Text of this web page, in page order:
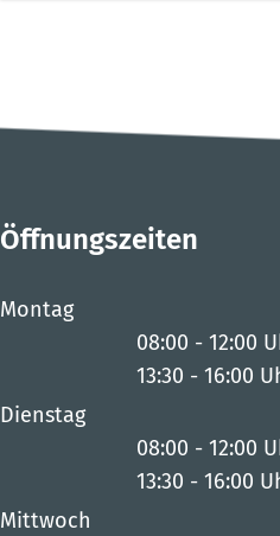
Öffnungszeiten
Montag
08:00 - 12:00
Von 08:00 bis
13:30 - 16:00
Von 13:30 bis
Dienstag
08:00 - 12:00
Von 08:00 bis
13:30 - 16:00
Von 13:30 bis
Mittwoch